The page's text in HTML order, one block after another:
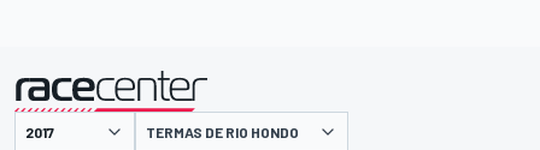
présenté par TERMAS DE RIO HONDO